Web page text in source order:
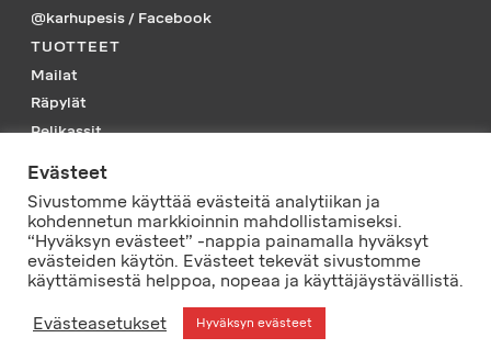
@karhupesis / Facebook
TUOTTEET
Mailat
Räpylät
Pelikassit
Vaatteet
PELISSÄ MUKANA
Evästeet
Sivustomme käyttää evästeitä analytiikan ja
kohdennetun markkioinnin mahdollistamiseksi.
“Hyväksyn evästeet” -nappia painamalla hyväksyt
evästeiden käytön. Evästeet tekevät sivustomme
käyttämisestä helppoa, nopeaa ja käyttäjäystävällistä.
Evästeasetukset Hyväksyn evästeet